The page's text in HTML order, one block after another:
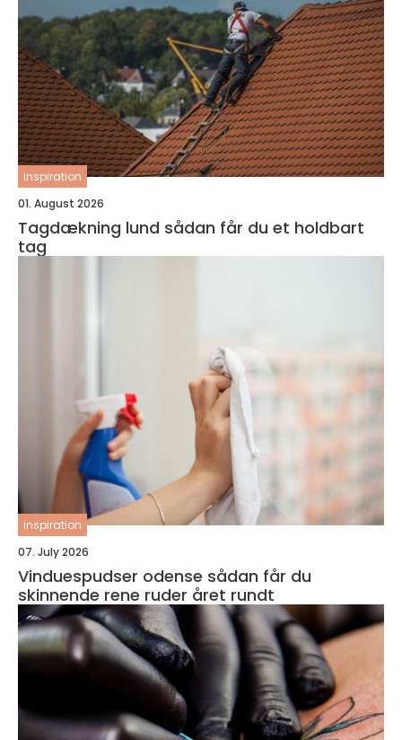
inspiration
01. August 2026
Tagdækning lund sådan får du et holdbart
tag
inspiration
07. July 2026
Vinduespudser odense sådan får du
skinnende rene ruder året rundt